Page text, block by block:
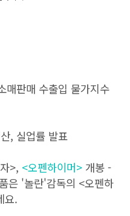
판매 수출입 물가지수
, 실업률 발표
>, <오펜하이머> 개봉 -
은 '놀란'감독의 <오펜하
요.